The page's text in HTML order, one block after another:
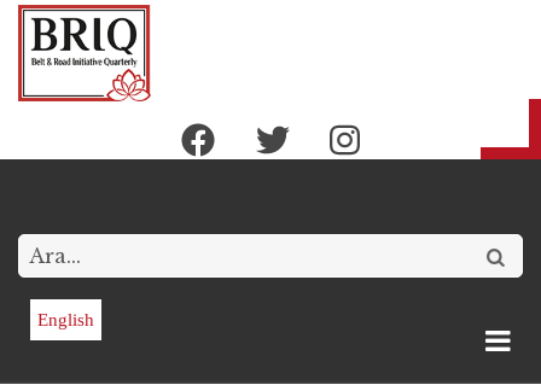
Ana
içeriğe
Arama
English